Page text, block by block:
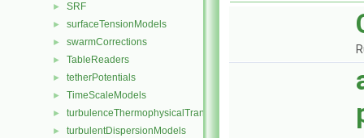
► SRF
► surfaceTensionModels
► swarmCorrections
► TableReaders
► tetherPotentials
► TimeScaleModels
► turbulenceThermophysicalTransportModels
► turbulentDispersionModels